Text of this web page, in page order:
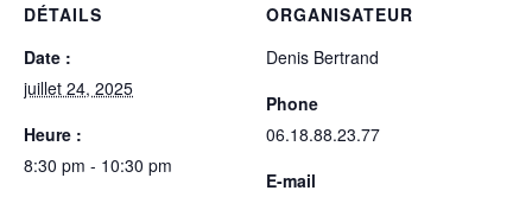
DÉTAILS
Date :
juillet 24, 2025
Heure :
8:30 pm - 10:30 pm
ORGANISATEUR
Denis Bertrand
Phone
06.18.88.23.77
E-mail